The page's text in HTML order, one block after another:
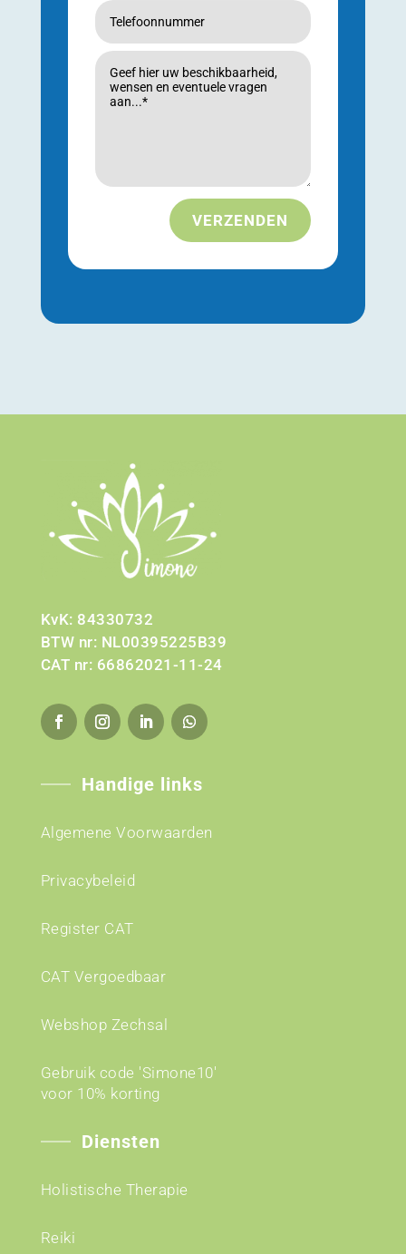
VERZENDEN
KvK: 84330732
BTW nr: NL00395225B39
CAT nr: 66862021-11-24
Handige links
Algemene Voorwaarden
Privacybeleid
Register CAT
CAT Vergoedbaar
Webshop Zechsal
Gebruik code 'Simone10'
voor 10% korting
Diensten
Holistische Therapie
Reiki